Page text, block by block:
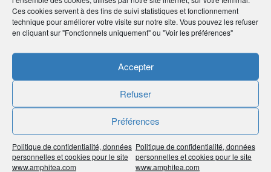
Ces cookies servent à des fins de suivi statistiques et fonctionnement
technique pour améliorer votre visite sur notre site. Vous pouvez les refuser
en cliquant sur "Fonctionnels uniquement" ou "Voir les préférences"
Accepter
Refuser
Préférences
Politique de confidentialité, données
personnelles et cookies pour le site
www.amphitea.com
Politique de confidentialité, données
personnelles et cookies pour le site
www.amphitea.com
Imprimer
Partager
À voir surle même
sujet
#Épargne #Retraite